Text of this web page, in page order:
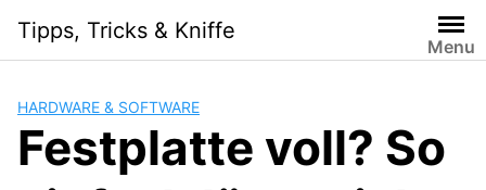
content
Tipps, Tricks & Kniffe
Menu
HARDWARE & SOFTWARE
Festplatte voll? So